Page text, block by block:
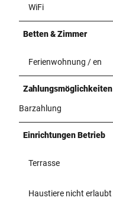
WiFi
Betten & Zimmer
Ferienwohnung / en
Zahlungsmöglichkeiten
Barzahlung
Einrichtungen Betrieb
Terrasse
Haustiere nicht erlaubt